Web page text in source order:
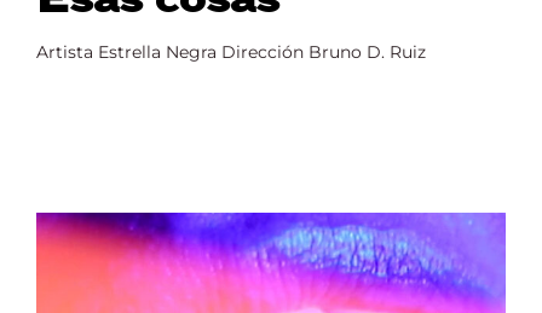
Artista Estrella Negra Dirección Bruno D. Ruiz